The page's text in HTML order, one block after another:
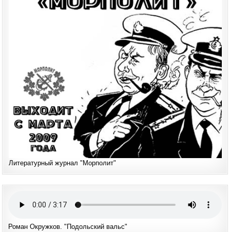
Литературный журнал "Морполит"
Роман Окружков. "Подольский вальс"